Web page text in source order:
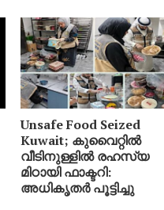
Unsafe Food Seized
Kuwait; കുവൈറ്റിൽ
വീടിനുള്ളിൽ രഹസ്യ
മിഠായി ഫാക്ടറി:
അധികൃതർ പൂട്ടിച്ചു